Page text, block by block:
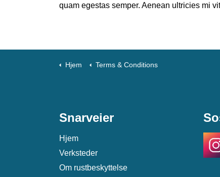
quam egestas semper. Aenean ultricies mi
Hjem Terms & Conditions
Snarveier
Hjem
Verksteder
Om rustbeskyttelse